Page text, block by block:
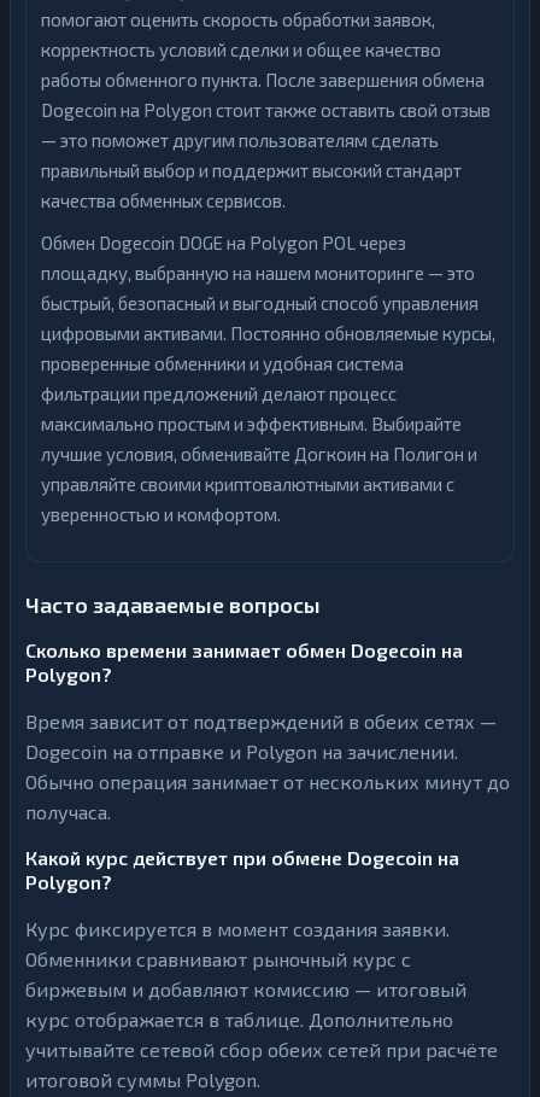
помогают оценить скорость обработки заявок,
корректность условий сделки и общее качество
работы обменного пункта. После завершения обмена
Dogecoin на Polygon стоит также оставить свой отзыв
— это поможет другим пользователям сделать
правильный выбор и поддержит высокий стандарт
качества обменных сервисов.
Обмен Dogecoin DOGE на Polygon POL через
площадку, выбранную на нашем мониторинге — это
быстрый, безопасный и выгодный способ управления
цифровыми активами. Постоянно обновляемые курсы,
проверенные обменники и удобная система
фильтрации предложений делают процесс
максимально простым и эффективным. Выбирайте
лучшие условия, обменивайте Догкоин на Полигон и
управляйте своими криптовалютными активами с
уверенностью и комфортом.
Часто задаваемые вопросы
Сколько времени занимает обмен Dogecoin на
Polygon?
Время зависит от подтверждений в обеих сетях —
Dogecoin на отправке и Polygon на зачислении.
Обычно операция занимает от нескольких минут до
получаса.
Какой курс действует при обмене Dogecoin на
Polygon?
Курс фиксируется в момент создания заявки.
Обменники сравнивают рыночный курс с
биржевым и добавляют комиссию — итоговый
курс отображается в таблице. Дополнительно
учитывайте сетевой сбор обеих сетей при расчёте
итоговой суммы Polygon.